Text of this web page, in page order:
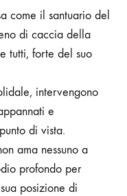
come il santuario del
di caccia della
tutti, forte del suo
intervengono
e
di vista.
ama nessuno a
profondo per
posizione di